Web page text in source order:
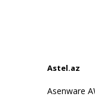
Astel.az
Asenware